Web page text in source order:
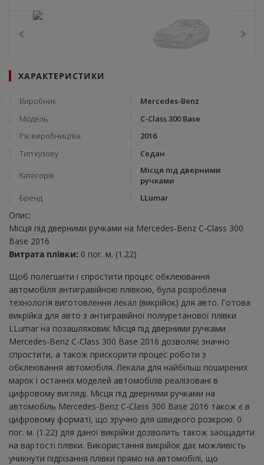
ХАРАКТЕРИСТИКИ
Виробник
Mercedes-Benz
Модель
C-Class 300 Base
Рік виробництва
2016
Тип кузову
Седан
Категорія
Місця під дверними
ручками
Бренд
LLumar
Опис:
Місця під дверними ручками на Mercedes-Benz C-Class 300
Base 2016
Витрата плівки: 0 пог. м. (1.22)
Щоб полегшити і спростити процес обклеювання
автомобіля антигравійною плівкою, була розроблена
технологія виготовлення лекал (викрійок) для авто. Готова
викрійка для авто з антигравійної поліуретанової плівки
LLumar на позашляховик Місця під дверними ручками
Mercedes-Benz C-Class 300 Base 2016 дозволяє значно
спростити, а також прискорити процес роботи з
обклеювання автомобіля. Лекала для найбільш поширених
марок і останніх моделей автомобілів реалізовані в
цифровому вигляді. Місця під дверними ручками на
автомобіль Mercedes-Benz C-Class 300 Base 2016 також є в
цифровому форматі, що зручно для швидкого розкрою. 0
пог. м. (1.22) для даної викрійки дозволить також заощадити
на вартості плівки. Використання викрійок дає можливість
уникнути підрізання плівки прямо на автомобілі, що